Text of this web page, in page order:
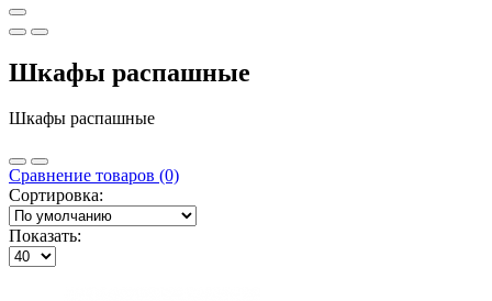
Шкафы распашные
Шкафы распашные
Сравнение товаров (0)
Сортировка:
Показать: